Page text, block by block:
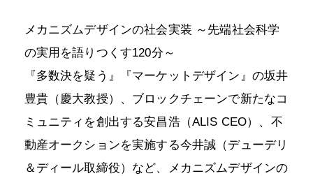
メカニズムデザインの社会実装 ～先端社会科学
の実用を語りつくす120分～
『多数決を疑う』『マーケットデザイン』の坂井
豊貴（慶大教授）、ブロックチェーンで新たなコ
ミュニティを創出する安昌浩（ALIS CEO）、不
動産オークションを実施する今井誠（デューデリ
＆ディール取締役）など、メカニズムデザインの